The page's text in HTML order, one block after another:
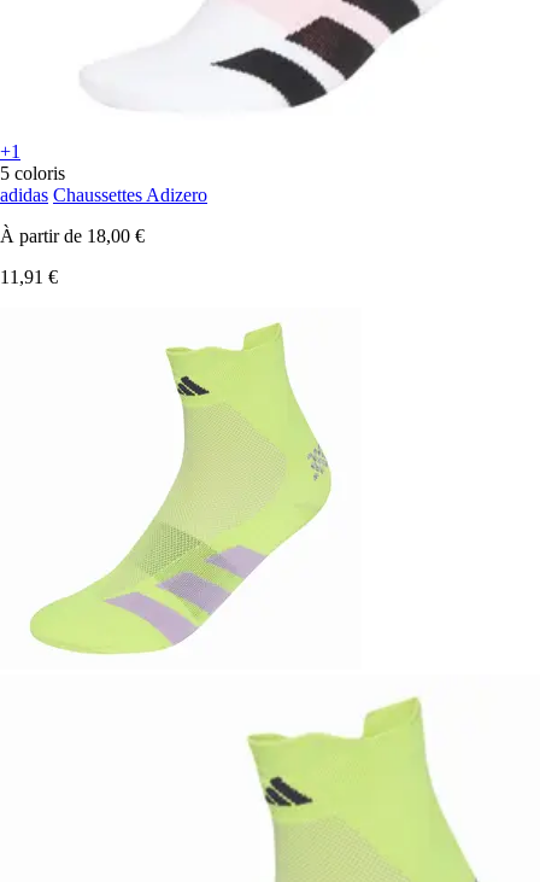
+1
5 coloris
adidas Chaussettes Adizero
À partir de 18,00 €
11,91 €